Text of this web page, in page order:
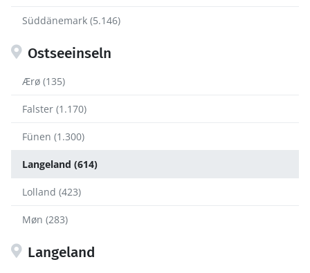
Süddänemark (5.146)
Ostseeinseln
Ærø (135)
Falster (1.170)
Fünen (1.300)
Langeland (614)
Lolland (423)
Møn (283)
Langeland